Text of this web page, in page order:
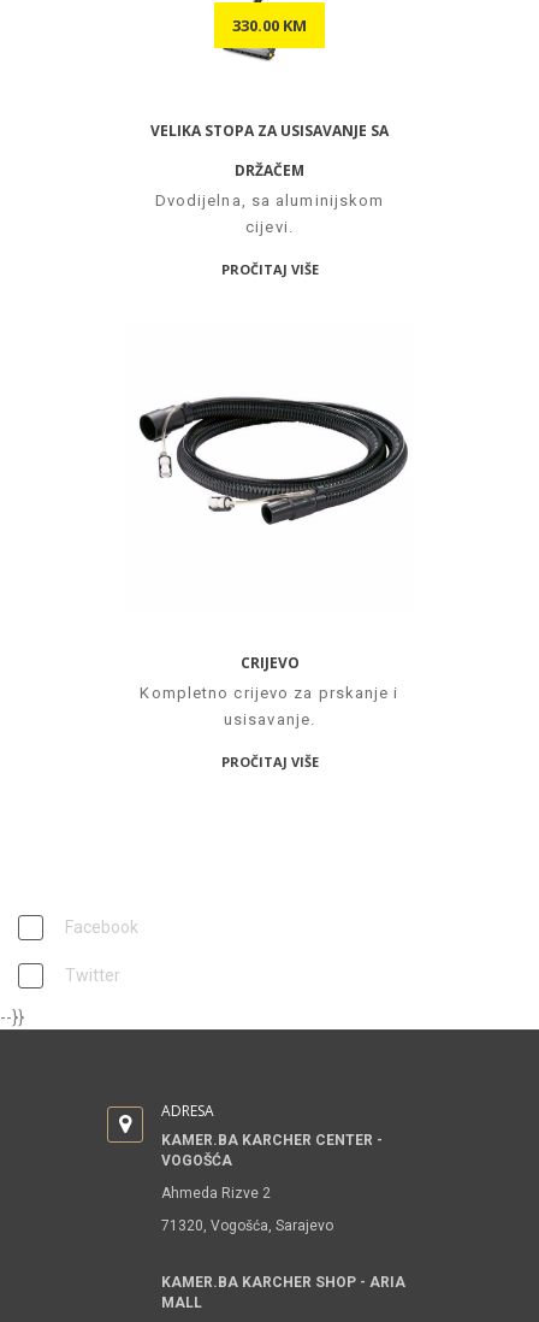
330.00 KM
VELIKA STOPA ZA USISAVANJE SA
DRŽAČEM
Dvodijelna, sa aluminijskom
cijevi.
PROČITAJ VIŠE
CRIJEVO
Kompletno crijevo za prskanje i
usisavanje.
PROČITAJ VIŠE
Facebook
Twitter
--}}
ADRESA
KAMER.BA KARCHER CENTER -
VOGOŠĆA
Ahmeda Rizve 2
71320, Vogošća, Sarajevo
KAMER.BA KARCHER SHOP - ARIA
MALL